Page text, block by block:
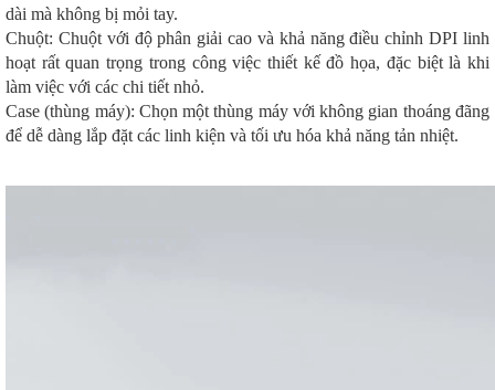
dài mà không bị mỏi tay.
Chuột: Chuột với độ phân giải cao và khả năng điều chỉnh DPI linh
hoạt rất quan trọng trong công việc thiết kế đồ họa, đặc biệt là khi
làm việc với các chi tiết nhỏ.
Case (thùng máy): Chọn một thùng máy với không gian thoáng đãng
để dễ dàng lắp đặt các linh kiện và tối ưu hóa khả năng tản nhiệt.